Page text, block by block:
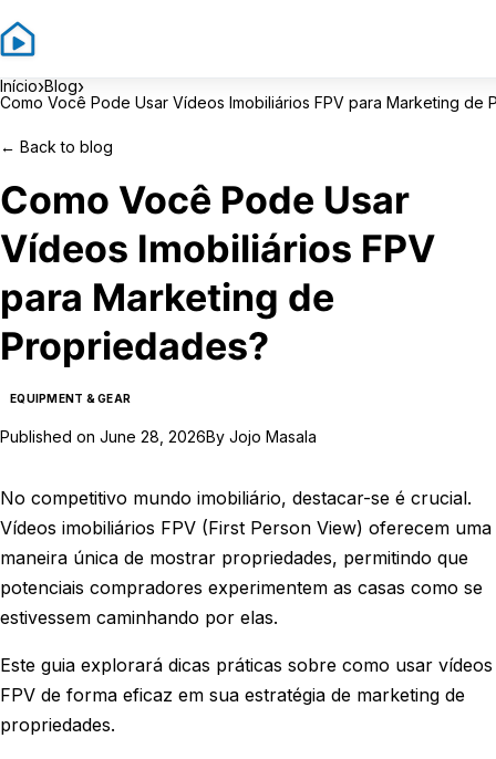
Início›Blog›
Como Você Pode Usar Vídeos Imobiliários FPV para Marketing de
← Back to blog
Como Você Pode Usar
Vídeos Imobiliários FPV
para Marketing de
Propriedades?
EQUIPMENT & GEAR
Published on June 28, 2026By Jojo Masala
No competitivo mundo imobiliário, destacar-se é crucial.
Vídeos imobiliários FPV (First Person View) oferecem uma
maneira única de mostrar propriedades, permitindo que
potenciais compradores experimentem as casas como se
estivessem caminhando por elas.
Este guia explorará dicas práticas sobre como usar vídeos
FPV de forma eficaz em sua estratégia de marketing de
propriedades.